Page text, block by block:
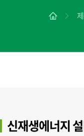
신재생에너지